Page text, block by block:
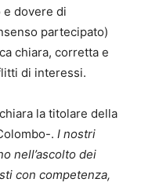
e dovere di
partecipato)
chiara, corretta e
di interessi.
la titolare della
. I nostri
nell’ascolto dei
con competenza,